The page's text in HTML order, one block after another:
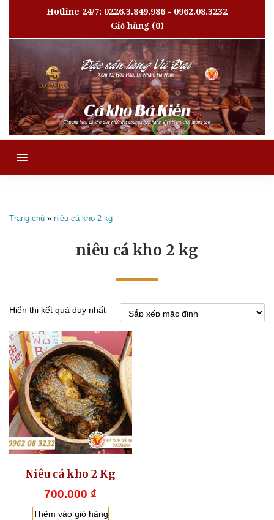
Hotline 24/7: 0226.3.849.986 - 0962.08.3232
Giỏ hàng(0)
MENU
Trang chủ » niêu cá kho 2 kg
niêu cá kho 2 kg
Hiển thị kết quả duy nhất
Niêu cá kho 2 Kg
700.000 ₫
Thêm vào giỏ hàng